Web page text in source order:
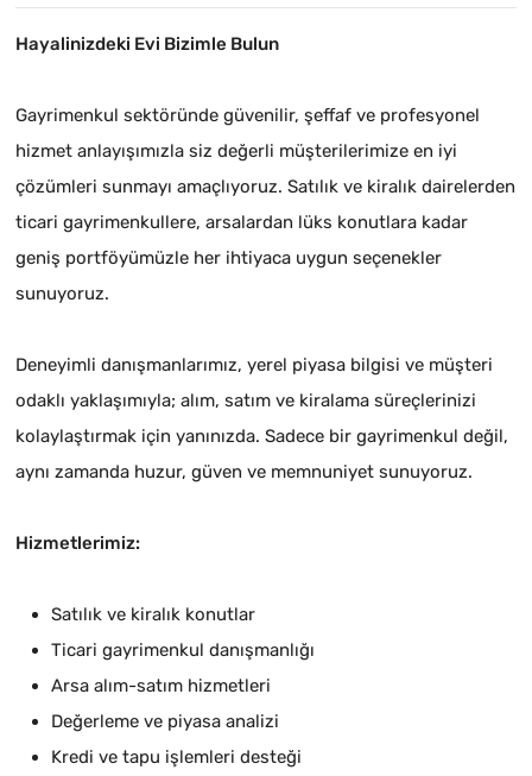
Hayalinizdeki Evi Bizimle Bulun
Gayrimenkul sektöründe güvenilir, şeffaf ve profesyonel
hizmet anlayışımızla siz değerli müşterilerimize en iyi
çözümleri sunmayı amaçlıyoruz. Satılık ve kiralık dairelerden
ticari gayrimenkullere, arsalardan lüks konutlara kadar
geniş portföyümüzle her ihtiyaca uygun seçenekler
sunuyoruz.
Deneyimli danışmanlarımız, yerel piyasa bilgisi ve müşteri
odaklı yaklaşımıyla; alım, satım ve kiralama süreçlerinizi
kolaylaştırmak için yanınızda. Sadece bir gayrimenkul değil,
aynı zamanda huzur, güven ve memnuniyet sunuyoruz.
Hizmetlerimiz:
Satılık ve kiralık konutlar
Ticari gayrimenkul danışmanlığı
Arsa alım-satım hizmetleri
Değerleme ve piyasa analizi
Kredi ve tapu işlemleri desteği